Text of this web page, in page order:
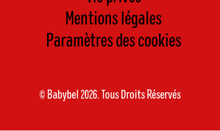
Mentions légales
Paramètres des cookies
© Babybel 2026. Tous Droits Réservés